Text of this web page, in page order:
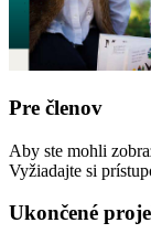
Pre členov
Aby ste mohli
Vyžiadajte si
Ukončené